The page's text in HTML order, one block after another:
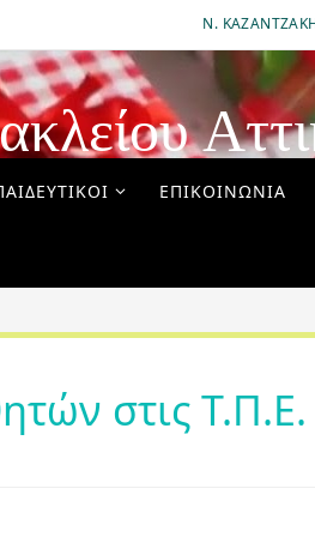
Ν.
ΕΠΙΚΟΙΝΩΝΊΑ
στις Τ.Π.Ε.